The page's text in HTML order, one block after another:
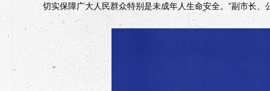
切实保障广大人民群众特别是未成年人生命安全。”副市长